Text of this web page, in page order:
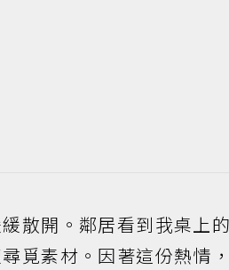
散開。鄰居看到我桌上
覓素材。因著這份熱情